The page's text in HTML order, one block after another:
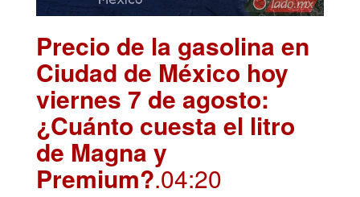
Precio de la gasolina en
Ciudad de México hoy
viernes 7 de agosto:
¿Cuánto cuesta el litro
de Magna y
Premium?.04:20